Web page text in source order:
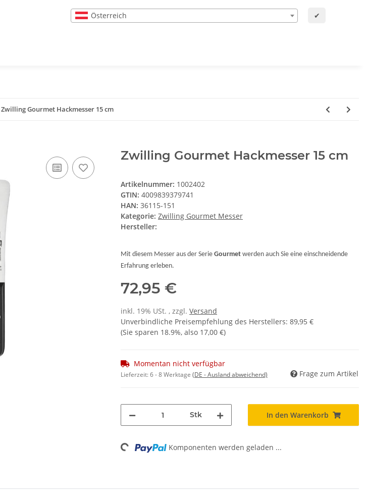
Österreich ✔
Zwilling Gourmet Hackmesser 15 cm
Zwilling Gourmet Hackmesser 15 cm
Artikelnummer: 1002402
GTIN: 4009839379741
HAN: 36115-151
Kategorie: Zwilling Gourmet Messer
Hersteller:
Mit diesem Messer aus der Serie Gourmet werden auch Sie eine einschneidende
Erfahrung erleben.
72,95 €
inkl. 19% USt. , zzgl. Versand
Unverbindliche Preisempfehlung des Herstellers: 89,95 €
(Sie sparen 18.9%, also 17,00 €)
Momentan nicht verfügbar
Lieferzeit:6 - 8 Werktage (DE - Ausland abweichend) Frage zum Artikel
Stk In den Warenkorb
Loading... Komponenten werden geladen ...